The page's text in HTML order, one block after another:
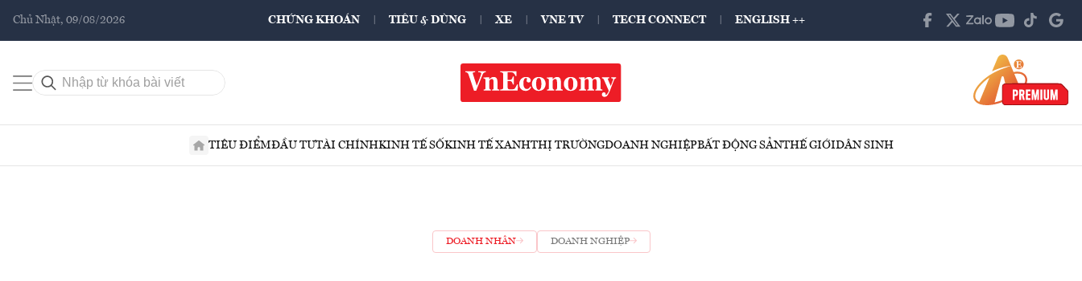
Chủ Nhật, 09/08/2026 CHỨNG KHOÁN TIÊU & DÙNG XE VNE TV TECH CONNECT ENGLISH ++
TIÊU ĐIỂMĐẦU TƯTÀI CHÍNHKINH TẾ SỐKINH TẾ XANHTHỊ TRƯỜNGDOANH NGHIỆPBẤT ĐỘNG SẢNTHẾ GIỚIDÂN SINH
DOANH NHÂN DOANH NGHIỆP